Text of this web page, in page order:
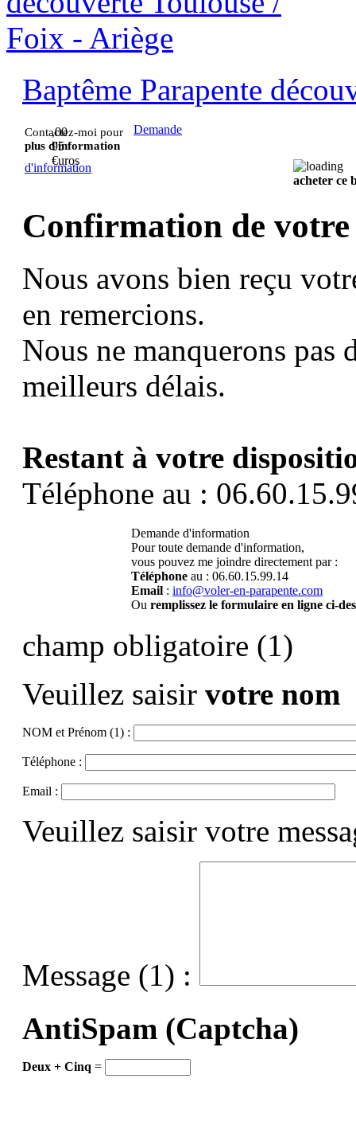
Baptême Parapente
Contactez-moi pour
plus d'information
Demande
d'information
,00
95
€uros
acheter ce
Confirmation de votre
Nous avons bien reçu
en remercions.
Nous ne manquerons pas
meilleurs délais.
Restant à votre
Téléphone au :
Demande d'information
Pour toute demande d'information,
vous pouvez me joindre directement par :
Téléphone au : 06.60.15.99.14
Email : info@voler-en-parapente.com
Ou remplissez le formulaire en ligne ci-
champ obligatoire (1)
Veuillez saisir votre nom
NOM et Prénom (1) :
Téléphone :
Email :
Veuillez saisir votre
Message (1) :
AntiSpam (Captcha)
Deux + Cinq =